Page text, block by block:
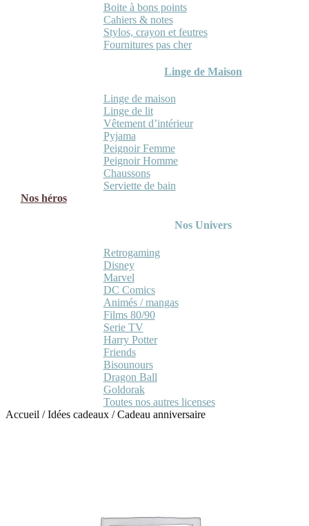
Boite à bons points
Cahiers & notes
Stylos, crayon et feutres
Fournitures pas cher
Linge de Maison
Linge de maison
Linge de lit
Vêtement d’intérieur
Pyjama
Peignoir Femme
Peignoir Homme
Chaussons
Serviette de bain
Nos héros
Nos Univers
Retrogaming
Disney
Marvel
DC Comics
Animés / mangas
Films 80/90
Serie TV
Harry Potter
Friends
Bisounours
Dragon Ball
Goldorak
Toutes nos autres licenses
Accueil /Idées cadeaux /Cadeau anniversaire